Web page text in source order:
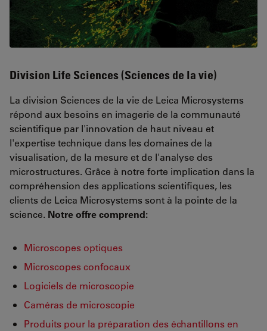
Division Life Sciences (Sciences de la vie)
La division Sciences de la vie de Leica Microsystems
répond aux besoins en imagerie de la communauté
scientifique par l'innovation de haut niveau et
l'expertise technique dans les domaines de la
visualisation, de la mesure et de l'analyse des
microstructures. Grâce à notre forte implication dans la
compréhension des applications scientifiques, les
clients de Leica Microsystems sont à la pointe de la
science. Notre offre comprend:
Microscopes optiques
Microscopes confocaux
Logiciels de microscopie
Caméras de microscopie
Produits pour la préparation des échantillons en